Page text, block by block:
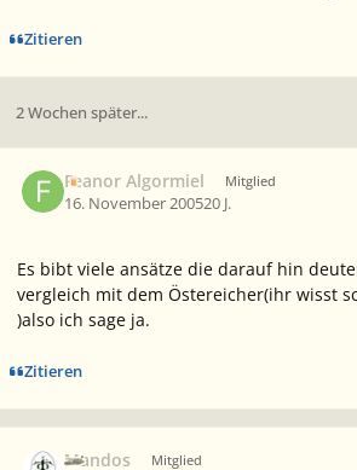
Zitieren
2 Wochen später...
Feanor Algormiel Mitglied
16. November 200520 J.
Es bibt viele ansätze die darauf hin
vergleich mit dem Östereicher(ihr wisst
)also ich sage ja.
Zitieren
Mandos Mitglied